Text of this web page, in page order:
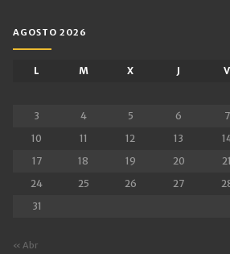
AGOSTO 2026
L M X J V
3
4 5 6 7
10
11 12 13
17
18 19 20 21
24
25 26 27
31
« Abr